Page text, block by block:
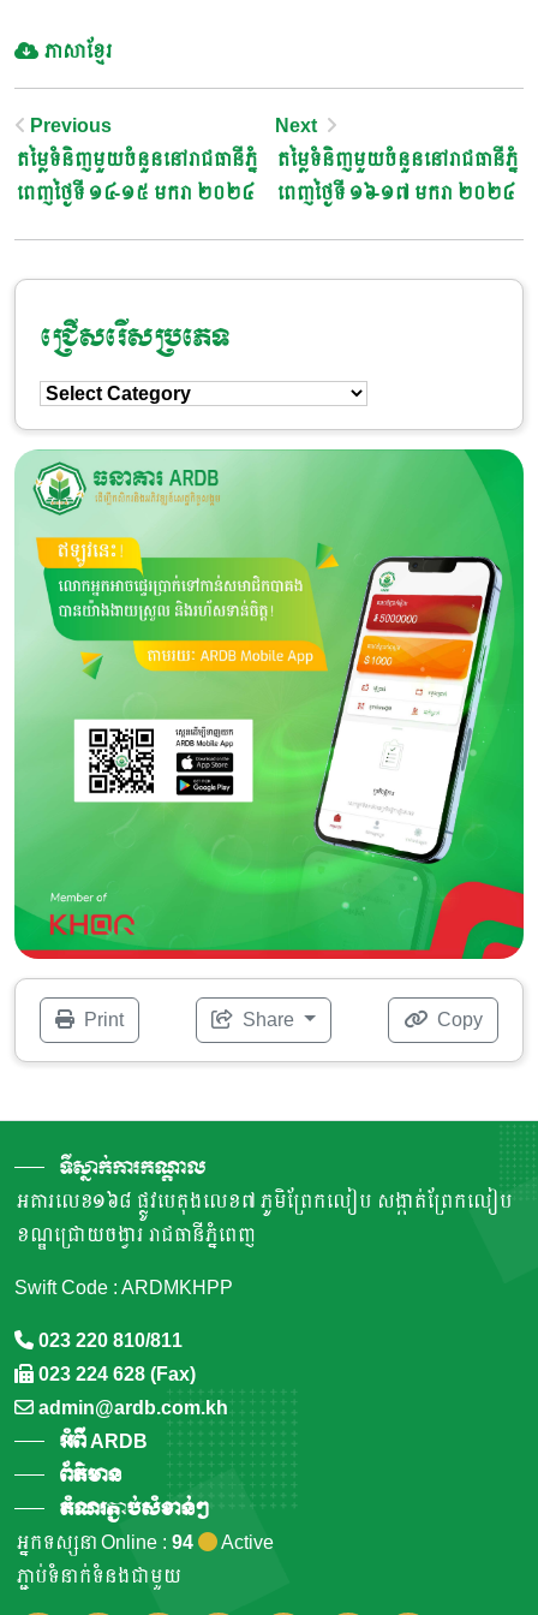
ភាសាខ្មែរ
Post
Navigation
Previous
តម្លៃទំនិញមួយចំនួននៅរាជធានីភ្នំ
ពេញថ្ងៃទី ១៤-១៥ មករា ២០២៤
Next
តម្លៃទំនិញមួយចំនួននៅរាជធានីភ្នំ
ពេញថ្ងៃទី ១៦-១៧ មករា ២០២៤
ជ្រើសរើសប្រភេទ
ជ្រើសរើស
ប្រភេទ
Print Share Copy
ទីស្នាក់ការកណ្តាល
អគារលេខ១៦៨ ផ្លូវបេតុងលេខ៧ ភូមិព្រែកលៀប សង្កាត់ព្រែកលៀប
ខណ្ឌជ្រោយចង្វារ រាជធានីភ្នំពេញ
Swift Code : ARDMKHPP
023 220 810/811
023 224 628 (Fax)
admin@ardb.com.kh
អំពី ARDB
ព័ត៌មាន
តំណរភ្ជាប់សំខាន់ៗ
អ្នកទស្សនា Online : 94
Active
ភ្ជាប់ទំនាក់ទំនងជាមួយ